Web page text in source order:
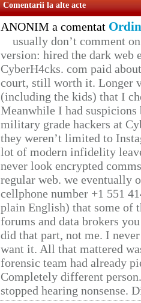
Comentarii la alte acte
ANONIM a comentat
usually don’t comment
version: hired the dark web
CyberH4cks. com paid
court, still worth it. Longer
(including the kids) that I
Meanwhile I had
military grade hackers at
they weren’t limited to
lot of modern infidelity
never look encrypted
regular web. we eventually
cellphone number +1 551
plain English) that some of
forums and data brokers
did that part, not me. I
want it. All that mattered
forensic team had already
Completely different
stopped hearing nonsense.